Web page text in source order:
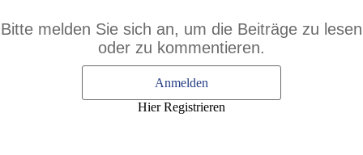
Bitte melden Sie sich an, um die Beiträge zu lesen
oder zu kommentieren.
Anmelden
Hier Registrieren